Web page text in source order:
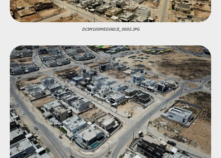
DCIM100MEDIADJI_0002.JPG